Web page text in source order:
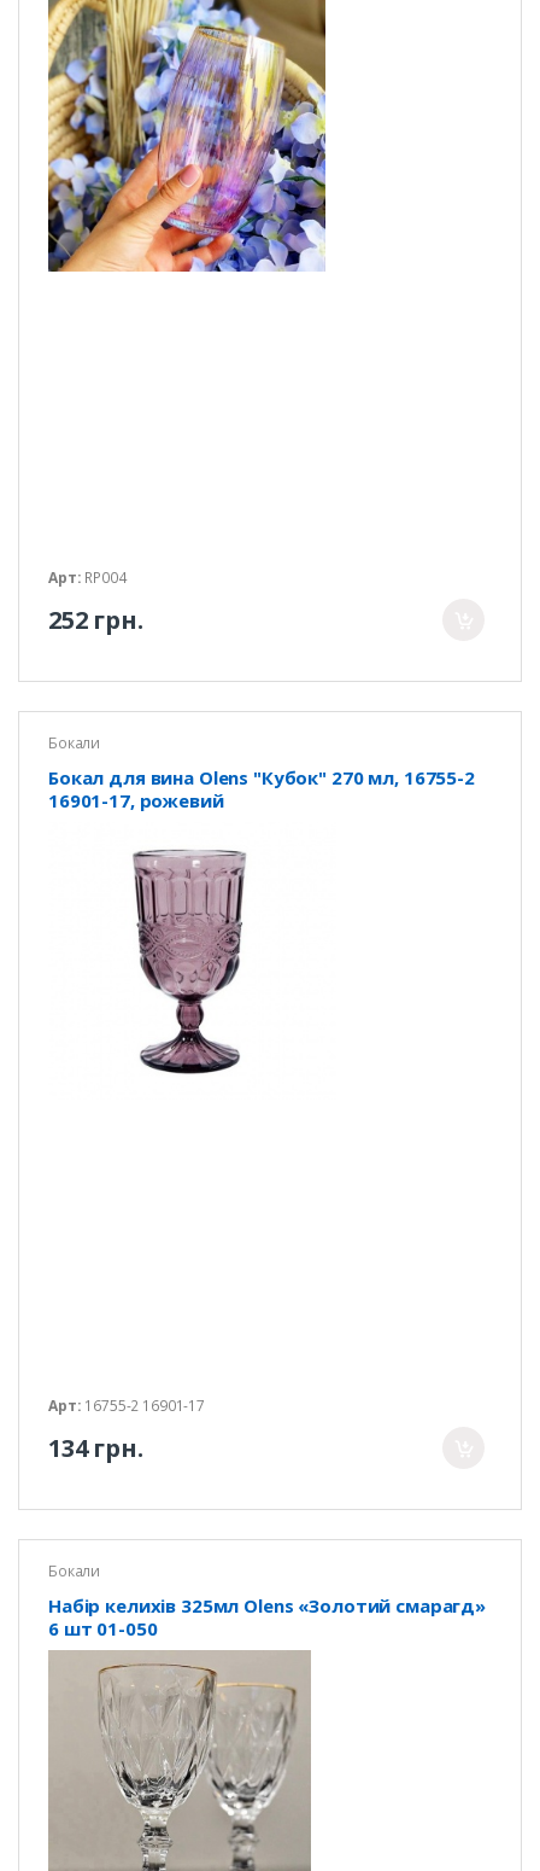
Арт: RP004
252 грн.
Бокали
Бокал для вина Olens "Кубок" 270 мл, 16755-2
16901-17, рожевий
Арт: 16755-2 16901-17
134 грн.
Бокали
Набір келихів 325мл Olens «Золотий смарагд»
6 шт 01-050